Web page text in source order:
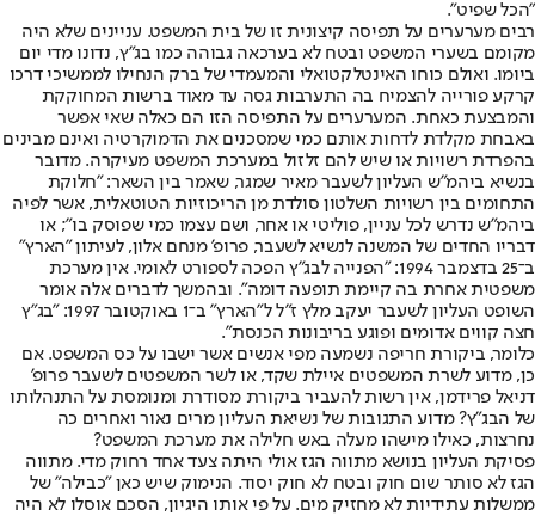
"הכל שפיט".
רבים מערערים על תפיסה קיצונית זו של בית המשפט. עניינים שלא היה
מקומם בשערי המשפט ובטח לא בערכאה גבוהה כמו בג"ץ, נדונו מדי יום
ביומו. ואולם כוחו האינטלקטואלי והמעמדי של ברק הנחילו לממשיכי דרכו
קרקע פורייה להצמיח בה התערבות גסה עד מאוד ברשות המחוקקת
והמבצעת כאחת. המערערים על התפיסה הזו הם כאלה שאי אפשר
באבחת מקלדת לדחות אותם כמי שמסכנים את הדמוקרטיה ואינם מבינים
בהפרדת רשויות או שיש להם זלזול במערכת המשפט מעיקרה. מדובר
בנשיא ביהמ"ש העליון לשעבר מאיר שמגר, שאמר בין השאר: "חלוקת
התחומים בין רשויות השלטון סולדת מן הריכוזיות הטוטאלית, אשר לפיה
ביהמ"ש נדרש לכל עניין, פוליטי או אחר, ושם עצמו כמי שפוסק בו"; או
דבריו החדים של המשנה לנשיא לשעבר, פרופ' מנחם אלון, לעיתון "הארץ"
ב־25 בדצמבר 1994: "הפנייה לבג"ץ הפכה לספורט לאומי. אין מערכת
משפטית אחרת בה קיימת תופעה דומה". ובהמשך לדברים אלה אומר
השופט העליון לשעבר יעקב מלץ ז"ל ל"הארץ" ב־1 באוקטובר 1997: "בג"ץ
חצה קווים אדומים ופוגע בריבונות הכנסת".
כלומר, ביקורת חריפה נשמעה מפי אנשים אשר ישבו על כס המשפט. אם
כן, מדוע לשרת המשפטים איילת שקד, או לשר המשפטים לשעבר פרופ'
דניאל פרידמן, אין רשות להעביר ביקורת מסודרת ומנומסת על התנהלותו
של הבג"ץ? מדוע התגובות של נשיאת העליון מרים נאור ואחרים כה
נחרצות, כאילו מישהו מעלה באש חלילה את מערכת המשפט?
פסיקת העליון בנושא מתווה הגז אולי היתה צעד אחד רחוק מדי. מתווה
הגז לא סותר שום חוק ובטח לא חוק יסוד. הנימוק שיש כאן "כבילה" של
ממשלות עתידיות לא מחזיק מים. על פי אותו היגיון, הסכם אוסלו לא היה